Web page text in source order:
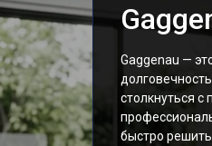
Gaggenau —
столкнуться
быстро